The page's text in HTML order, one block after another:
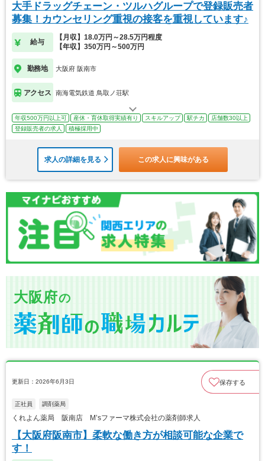
大手ドラッグチェーン・ツルハグループで登録販売者
募集！カウンセリング重視の接客を重視しています♪
給与
【月収】18.0万円～28.5万円程度
【年収】350万円～500万円
勤務地 大阪府 阪南市
アクセス 南海電気鉄道 鳥取ノ荘駅
年収500万円以上可 産休・育休取得実績有り スキルアップ 駅チカ
店舗数30以上
登録販売者の求人
積極採用中
求人の詳細を見る この求人に興味がある
大阪府の
更新日：2026年6月3日 保存する
正社員 調剤薬局
くれよん薬局 阪南店 M’sファーマ株式会社の薬剤師求人
【大阪府阪南市】柔軟な働き方が相談可能な企業で
す！